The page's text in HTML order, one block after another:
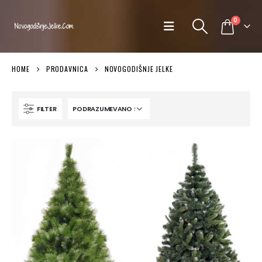
0
HOME PRODAVNICA NOVOGODIŠNJE JELKE
FILTER